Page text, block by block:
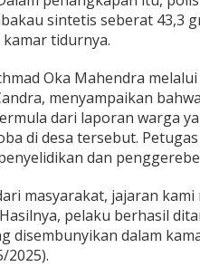
sintetis seberat 43,3
tidurnya.
Oka Mahendra melalui
menyampaikan bahwa
dari laporan warga
di desa tersebut.
dan
masyarakat, jajaran kami
pelaku berhasil
disembunyikan dalam
2025).